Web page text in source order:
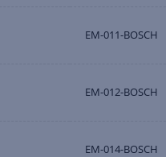
EM-011-BOSCH
EM-012-BOSCH
EM-014-BOSCH